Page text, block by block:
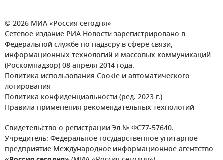
© 2026 МИА «Россия сегодня»
Сетевое издание РИА Новости зарегистрировано в
Федеральной службе по надзору в сфере связи,
информационных технологий и массовых коммуникаций
(Роскомнадзор) 08 апреля 2014 года.
Политика использования Cookie и автоматического
логирования
Политика конфиденциальности (ред. 2023 г.)
Правила применения рекомендательных технологий
Свидетельство о регистрации Эл № ФС77-57640.
Учредитель: Федеральное государственное унитарное
предприятие Международное информационное агентство